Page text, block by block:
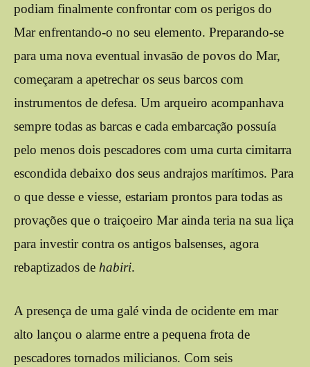
podiam finalmente confrontar com os perigos do
Mar enfrentando-o no seu elemento. Preparando-se
para uma nova eventual invasão de povos do Mar,
começaram a apetrechar os seus barcos com
instrumentos de defesa. Um arqueiro acompanhava
sempre todas as barcas e cada embarcação possuía
pelo menos dois pescadores com uma curta cimitarra
escondida debaixo dos seus andrajos marítimos. Para
o que desse e viesse, estariam prontos para todas as
provações que o traiçoeiro Mar ainda teria na sua liça
para investir contra os antigos balsenses, agora
rebaptizados de habiri.
A presença de uma galé vinda de ocidente em mar
alto lançou o alarme entre a pequena frota de
pescadores tornados milicianos. Com seis